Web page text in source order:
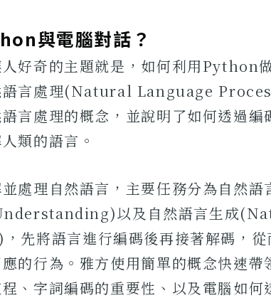
與電腦對話？
好奇的主題就是，如何利用Python
語言處理(Natural Language
言處理的概念，並說明了如何透過編
類的語言。
處理自然語言，主要任務分為自然
以及自然語言生成
先將語言進行編碼後再接著解碼，從
的行為。雅方使用簡單的概念快速帶
、字詞編碼的重要性、以及電腦如何